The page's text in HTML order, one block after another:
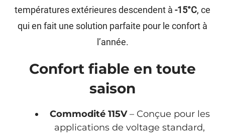
températures extérieures descendent à -15°C, ce
qui en fait une solution parfaite pour le confort à
l’année.
Confort fiable en toute
saison
Commodité 115V– Conçue pour les
applications de voltage standard,